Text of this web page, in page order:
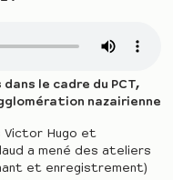
le cadre du PCT,
nazairienne
Victor Hugo et
a mené des ateliers
et enregistrement)